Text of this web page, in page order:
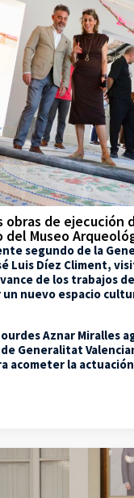
obras de ejecución
del Museo
segundo de la
Luis Díez Climent,
de los trabajos
un nuevo espacio
Aznar Miralles
Generalitat
acometer la actuación